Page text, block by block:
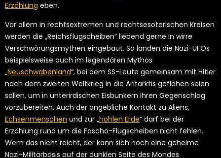
Erzählung eben.
Vor allem in rechtsextremen und rechtsesoterischen Kreisen
werden die „Reichsflugscheiben“ liebend gerne in wirre
Verschwörungsmythen eingebaut. So landen die Nazi-UFOs
beispielsweise auch im legendären Mythos
„Neuschwabenland“, bei dem SS-Leute gemeinsam mit Hitler
nach dem zweiten Weltkrieg in die Antarktis geflohen seien
sollen, um in unterirdischen Eisbunkern ihren Gegenschlag
vorzubereiten. Auch der angebliche Kontakt zu Aliens,
Echsenmenschen und zur „hohlen Erde“ darf bei der
Erzählung rund um die Fascho-Flugscheiben nicht fehlen.
Wem das nicht reicht, der kann sich noch eine geheime
Nazi-Militärbasis auf der dunklen Seite des Mondes